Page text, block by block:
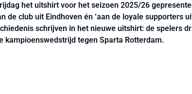
het uitshirt voor het seizoen 2025/26
de club uit Eindhoven én ‘aan de loyale supporters
schrijven in het nieuwe uitshirt: de spelers
kampioenswedstrijd tegen Sparta Rotterdam.